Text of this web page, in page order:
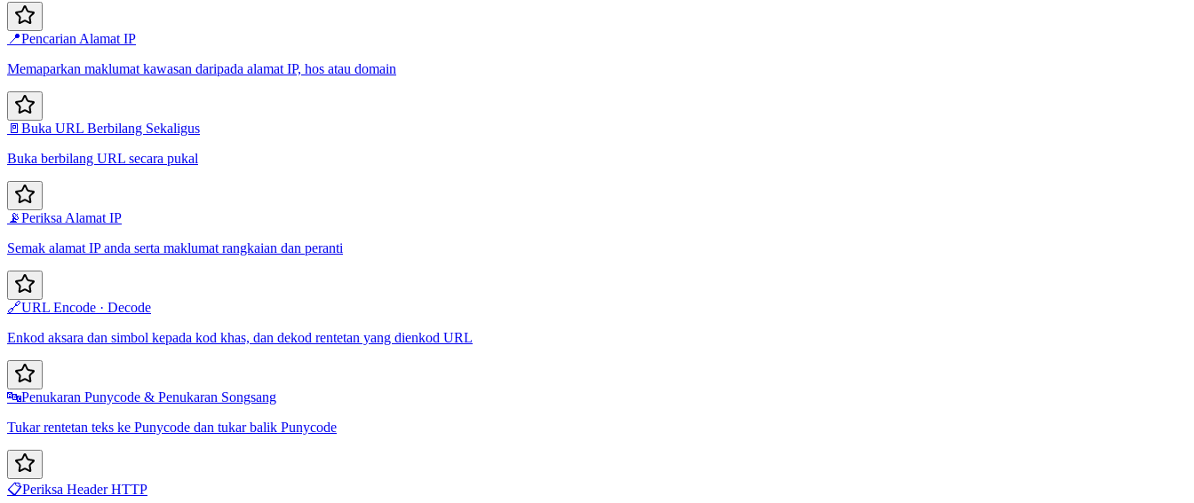
📍Pencarian Alamat IP
Memaparkan maklumat kawasan daripada alamat IP, hos atau domain
🚪 Buka URL Berbilang Sekaligus
Buka berbilang URL secara pukal
📡Periksa Alamat IP
Semak alamat IP anda serta maklumat rangkaian dan peranti
🔗URL Encode · Decode
Enkod aksara dan simbol kepada kod khas, dan dekod rentetan yang dienkod URL
🔤Penukaran Punycode & Penukaran Songsang
Tukar rentetan teks ke Punycode dan tukar balik Punycode
📋Periksa Header HTTP